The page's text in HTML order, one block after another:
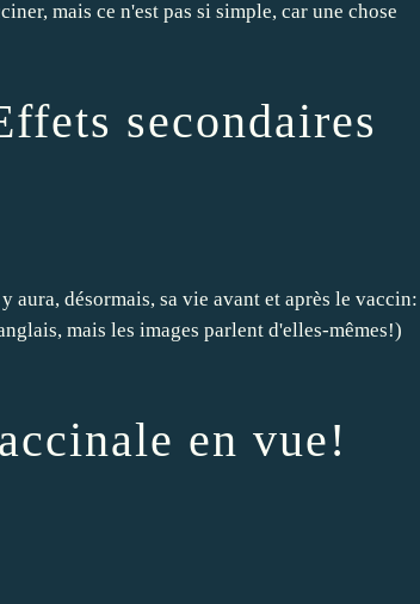
mais ce n'est pas si simple, car une chose
secondaires
désormais, sa vie avant et après le vaccin:
mais les images parlent d'elles-mêmes!)
en vue!